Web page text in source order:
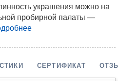
украшения можно на
пробирной палаты —
СЕРТИФИКАТ